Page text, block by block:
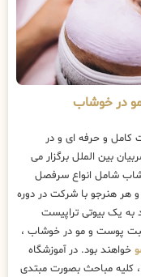
در خوشاب
و حرفه ای و در
بین الملل برگزار می
شامل انواع سرفصل
و هر هنرجو با شرکت در دوره
یک بیوتی تراپیست
پوست و مو در خوشاب ،
خواهند بود. در آموزشگاه
کلیه مباحث بصورت مبتدی